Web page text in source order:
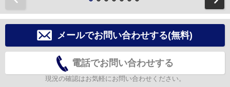
メールでお問い合わせする(無料)
電話でお問い合わせする
現況の確認はお気軽にお問い合わせください。